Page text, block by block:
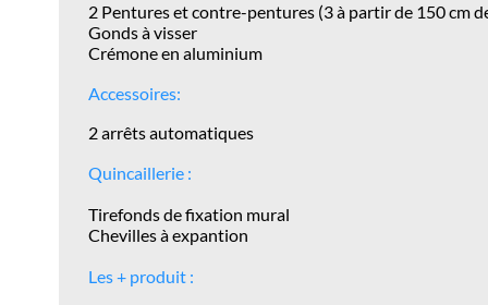
2 Pentures et contre-pentures (3 à partir de 150 cm
Gonds à visser
Crémone en aluminium
Accessoires:
2 arrêts automatiques
Quincaillerie :
Tirefonds de fixation mural
Chevilles à expantion
Les + produit :